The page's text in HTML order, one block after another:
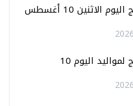
توقعـات الأبراج اليوم الاثنين 10 أغسطس
توقعـات الأبراج لمواليد اليوم 10